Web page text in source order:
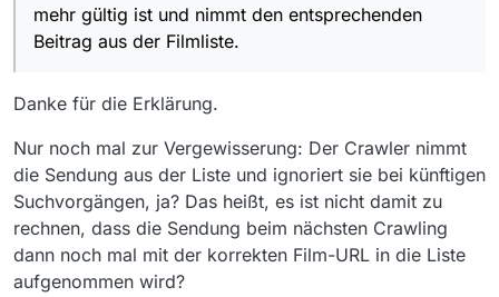
mehr gültig ist und nimmt den entsprechenden
Beitrag aus der Filmliste.
Danke für die Erklärung.
Nur noch mal zur Vergewisserung: Der Crawler nimmt
die Sendung aus der Liste und ignoriert sie bei künftigen
Suchvorgängen, ja? Das heißt, es ist nicht damit zu
rechnen, dass die Sendung beim nächsten Crawling
dann noch mal mit der korrekten Film-URL in die Liste
aufgenommen wird?